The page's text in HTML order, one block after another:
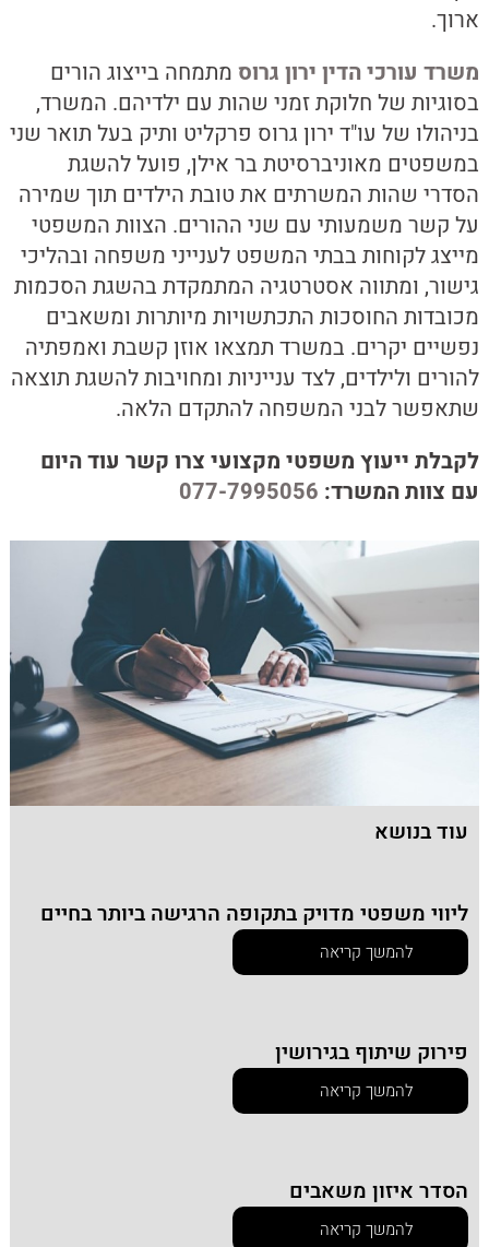
ארוך.
משרד עורכי הדין ירון גרוסמתמחה בייצוג הורים
בסוגיות של חלוקת זמני שהות עם ילדיהם. המשרד,
בניהולו של עו"ד ירון גרוס פרקליט ותיק בעל תואר שני
במשפטים מאוניברסיטת בר אילן, פועל להשגת
הסדרי שהות המשרתים את טובת הילדים תוך שמירה
על קשר משמעותי עם שני ההורים. הצוות המשפטי
מייצג לקוחות בבתי המשפט לענייני משפחה ובהליכי
גישור, ומתווה אסטרטגיה המתמקדת בהשגת הסכמות
מכובדות החוסכות התכתשויות מיותרות ומשאבים
נפשיים יקרים. במשרד תמצאו אוזן קשבת ואמפתיה
להורים ולילדים, לצד ענייניות ומחויבות להשגת תוצאה
שתאפשר לבני המשפחה להתקדם הלאה.
לקבלת ייעוץ משפטי מקצועי צרו קשר עוד היום
עם צוות המשרד: 077-7995056
עוד בנושא
ליווי משפטי מדויק בתקופה הרגישה ביותר בחיים
להמשך קריאה
פירוק שיתוף בגירושין
להמשך קריאה
הסדר איזון משאבים
להמשך קריאה